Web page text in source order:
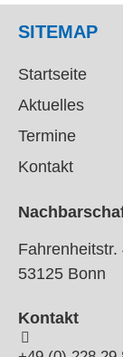
SITEMAP
Startseite
Aktuelles
Termine
Kontakt
Fahrenheitstr.
53125 Bonn
Kontakt